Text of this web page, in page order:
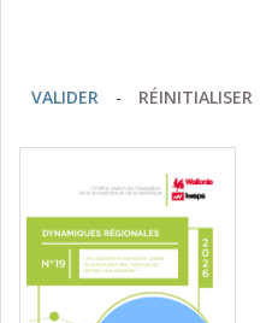
VALIDER - RÉINITIALISER